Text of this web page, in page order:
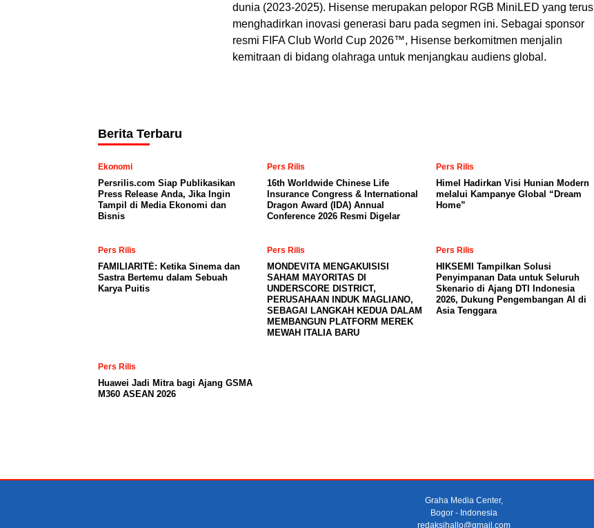
dunia (2023-2025). Hisense merupakan pelopor RGB MiniLED yang terus
menghadirkan inovasi generasi baru pada segmen ini. Sebagai sponsor
resmi FIFA Club World Cup 2026™, Hisense berkomitmen menjalin
kemitraan di bidang olahraga untuk menjangkau audiens global.
Berita Terbaru
Ekonomi
Persrilis.com Siap Publikasikan
Press Release Anda, Jika Ingin
Tampil di Media Ekonomi dan
Bisnis
Pers Rilis
16th Worldwide Chinese Life
Insurance Congress & International
Dragon Award (IDA) Annual
Conference 2026 Resmi Digelar
Pers Rilis
Himel Hadirkan Visi Hunian Modern
melalui Kampanye Global “Dream
Home”
Pers Rilis
FAMILIARITÉ: Ketika Sinema dan
Sastra Bertemu dalam Sebuah
Karya Puitis
Pers Rilis
MONDEVITA MENGAKUISISI
SAHAM MAYORITAS DI
UNDERSCORE DISTRICT,
PERUSAHAAN INDUK MAGLIANO,
SEBAGAI LANGKAH KEDUA DALAM
MEMBANGUN PLATFORM MEREK
MEWAH ITALIA BARU
Pers Rilis
HIKSEMI Tampilkan Solusi
Penyimpanan Data untuk Seluruh
Skenario di Ajang DTI Indonesia
2026, Dukung Pengembangan AI di
Asia Tenggara
Pers Rilis
Huawei Jadi Mitra bagi Ajang GSMA
M360 ASEAN 2026
Graha Media Center,
Bogor - Indonesia
redaksihallo@gmail.com